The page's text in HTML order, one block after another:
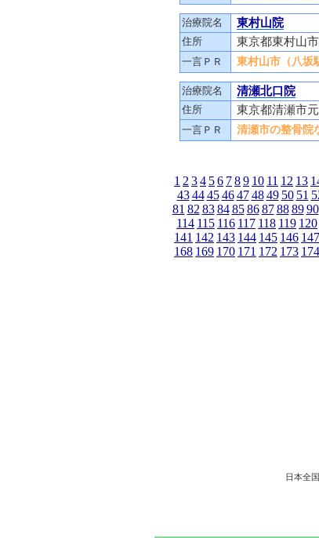
治療院名 東村山院
住所 東京都東村山
一言ＰＲ 東村山市（八坂
治療院名 清瀬北口院
住所 東京都清瀬市
一言ＰＲ 清瀬市の整骨院
1 2 34 56 789 10 11 12 13
43 44 45 46 47 48 49 50 51
81 82 83 84 85 86 87 88 89 90
114 115 116 117 118 119 120
141 142 143 144 145 146 147
168 169 170 171 172 173 174
日本全